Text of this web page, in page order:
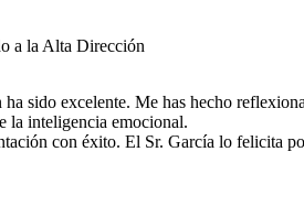
a la Alta Dirección
ha sido excelente. Me has hecho
la inteligencia emocional.
con éxito. El Sr. García lo felicita